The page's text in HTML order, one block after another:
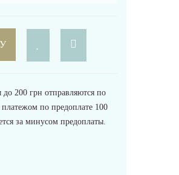
200 грн отправляются по
по предоплате 100
за минусом предоплаты.